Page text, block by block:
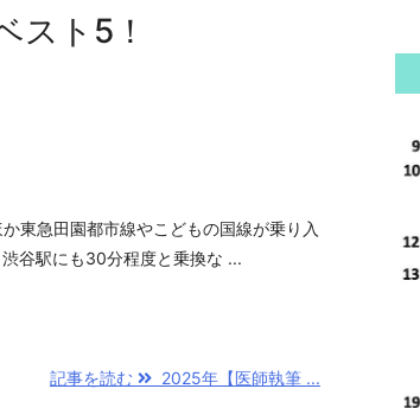
スト5！
東急田園都市線やこどもの国線が乗り入
谷駅にも30分程度と乗換な ...
記事を読む 2025年【医師執筆 ...